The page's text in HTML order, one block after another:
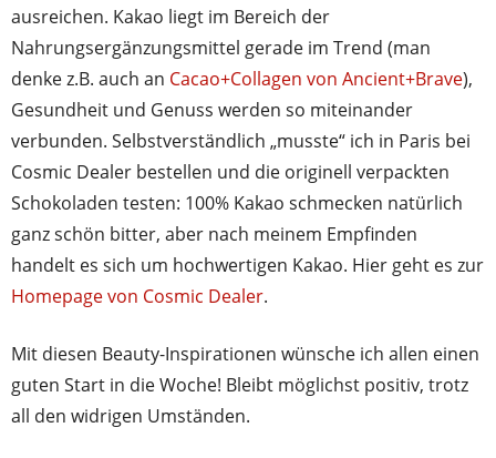
ausreichen. Kakao liegt im Bereich der
Nahrungsergänzungsmittel gerade im Trend (man
denke z.B. auch an Cacao+Collagen von Ancient+Brave),
Gesundheit und Genuss werden so miteinander
verbunden. Selbstverständlich „musste“ ich in Paris bei
Cosmic Dealer bestellen und die originell verpackten
Schokoladen testen: 100% Kakao schmecken natürlich
ganz schön bitter, aber nach meinem Empfinden
handelt es sich um hochwertigen Kakao. Hier geht es zur
Homepage von Cosmic Dealer.
Mit diesen Beauty-Inspirationen wünsche ich allen einen
guten Start in die Woche! Bleibt möglichst positiv, trotz
all den widrigen Umständen.